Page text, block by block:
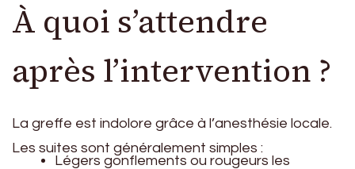
À quoi s’attendre
après l’intervention ?
La greffe est indolore grâce à l’anesthésie locale.
Les suites sont généralement simples :
Légers gonflements ou rougeurs les